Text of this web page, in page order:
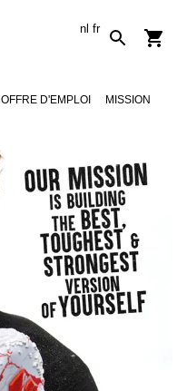
nl fr
OFFRE D'EMPLOI
MISSION